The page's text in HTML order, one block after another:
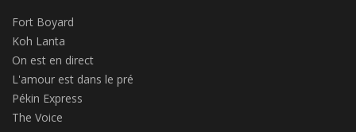
Fort Boyard
Koh Lanta
On est en direct
L'amour est dans le pré
Pékin Express
The Voice